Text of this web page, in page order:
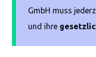
GmbH muss
und ihre